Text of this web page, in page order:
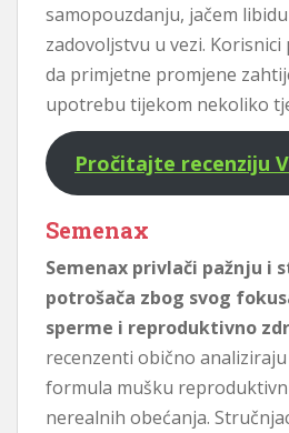
samopouzdanju, jačem
zadovoljstvu u vezi.
da primjetne promjene
upotrebu tijekom nekoliko
Pročitajte recenziju
Semenax
Semenax privlači pažnju i
potrošača zbog svog
sperme i reproduktivno
recenzenti obično
formula mušku
nerealnih obećanja.